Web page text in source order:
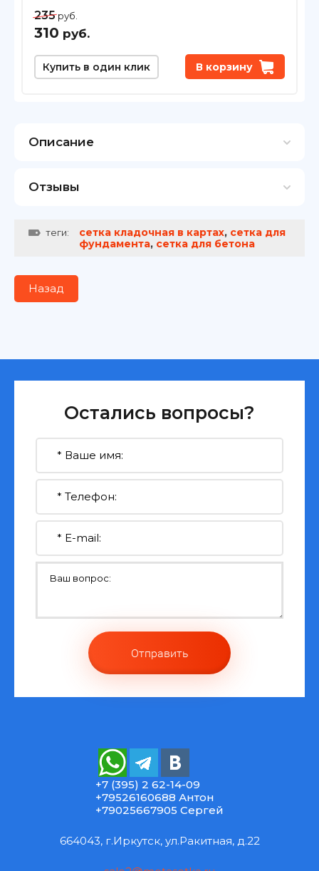
235руб.
310 руб.
В корзину
Купить в один клик
Описание
Отзывы
теги: сетка кладочная в картах, сетка для
фундамента, сетка для бетона
Назад
Остались вопросы?
Отправить
+7 (395) 2 62-14-09
+79526160688 Антон
+79025667905 Сергей
664043, г.Иркутск, ул.Ракитная, д.22